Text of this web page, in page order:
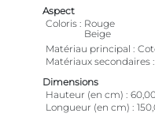
Aspect
Coloris
Rouge
Beige
Matériau principal
Matériaux secondaires
Dimensions
Hauteur (en cm)
Longueur (en cm)